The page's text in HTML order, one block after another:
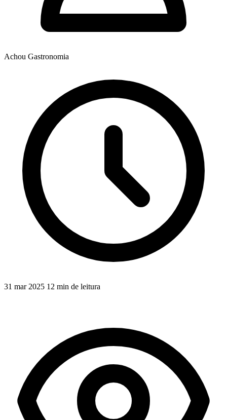
Achou Gastronomia
31 mar 2025 12 min de leitura